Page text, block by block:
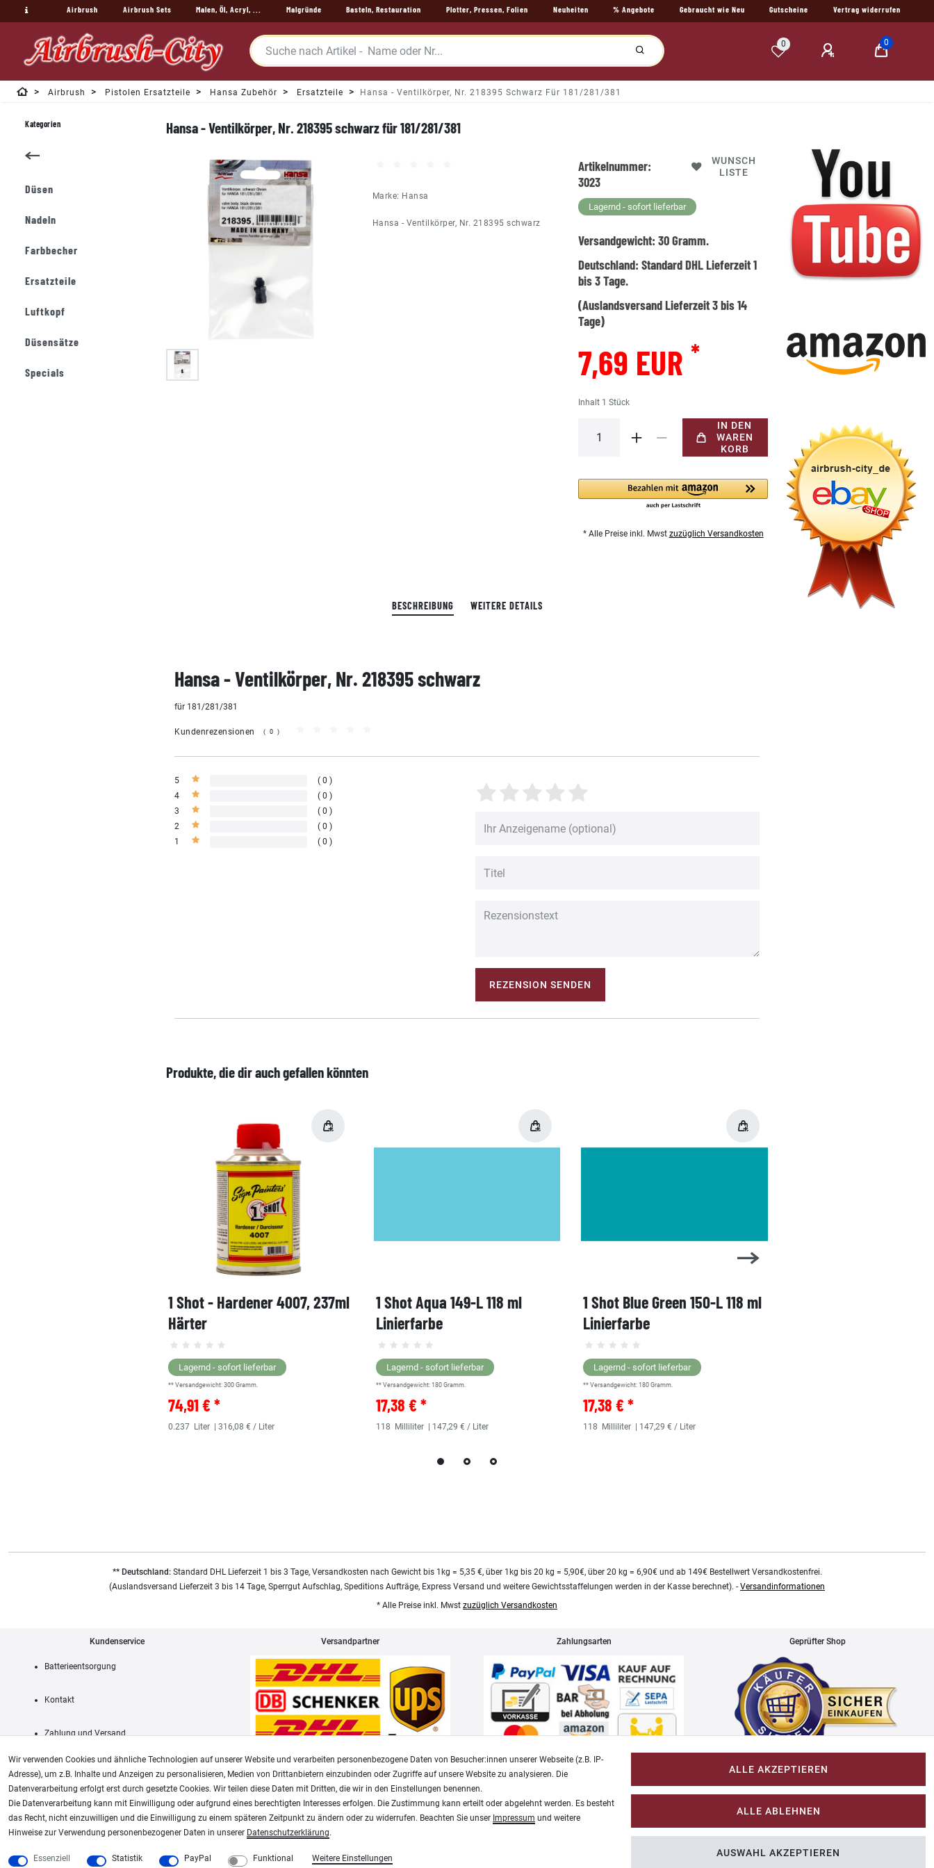
Airbrush Airbrush Sets Malen, Öl, Acryl, ... Malgründe Basteln, Restauration Plotter, Pressen, Folien Neuheiten % Angebote Gebraucht wie Neu Gutscheine Vertrag widerrufen
0 0
Airbrush Pistolen Ersatzteile Hansa Zubehör Ersatzteile Hansa - Ventilkörper, Nr. 218395 Schwarz Für 181/281/381
Hansa - Ventilkörper, Nr. 218395 schwarz für 181/281/381
Marke: Hansa
Hansa - Ventilkörper, Nr. 218395 schwarz
Artikelnummer:
3023
WUNSCH
LISTE
Lagernd - sofort lieferbar
Versandgewicht:30Gramm.
Deutschland:Standard DHL Lieferzeit 1
bis 3 Tage.
(Auslandsversand Lieferzeit 3 bis 14
Tage)
7,69 EUR *
Inhalt 1Stück
IN DEN
WAREN
KORB
* Alle Preise inkl. Mwst zuzüglich Versandkosten
BESCHREIBUNG WEITERE DETAILS
Hansa - Ventilkörper, Nr. 218395 schwarz
für 181/281/381
Kundenrezensionen (0)
5
0
4
0
3
0
2
0
1
0
REZENSION SENDEN
Produkte, die dir auch gefallen könnten
1 Shot - Hardener 4007, 237ml
Härter
Lagernd - sofort lieferbar
** Versandgewicht: 300 Gramm.
74,91 € *
0.237 Liter | 316,08 € / Liter
1 Shot Aqua 149-L 118 ml
Linierfarbe
Lagernd - sofort lieferbar
** Versandgewicht: 180 Gramm.
17,38 € *
118 Milliliter | 147,29 € / Liter
1 Shot Blue Green 150-L 118 ml
Linierfarbe
Lagernd - sofort lieferbar
** Versandgewicht:180 Gramm.
17,38 € *
118 Milliliter | 147,29 € / Liter
Kategorien
Düsen
Nadeln
Farbbecher
Ersatzteile
Luftkopf
Düsensätze
Specials
** Deutschland:Standard DHL Lieferzeit 1 bis 3 Tage, Versandkosten nach Gewicht bis 1kg = 5,35 €, über 1kg bis 20 kg = 5,90€, über 20 kg = 6,90€ und ab 149€ Bestellwert Versandkostenfrei.
(Auslandsversand Lieferzeit 3 bis 14 Tage, Sperrgut Aufschlag, Speditions Aufträge, Express Versand und weitere Gewichtsstaffelungen werden in der Kasse berechnet). - Versandinformationen
* Alle Preise inkl. Mwst zuzüglich Versandkosten
Kundenservice
Batterieentsorgung
Kontakt
Zahlung und Versand
Versandpartner Zahlungsarten Geprüfter Shop
AGB Widerrufsrecht Impressum
Unsere weiteren Shops:
Schmincke Künstlerfarben das Gesamtsortiment Schneideplotter, Transferpressen, Siebdruck und Plotterfolien
Im-Shop-kaufen.de
Wir verwenden Cookies und ähnliche Technologien auf unserer Website und verarbeiten personenbezogene Daten von Besucher:innen unserer Webseite (z.B. IP-
Adresse), um z.B. Inhalte und Anzeigen zu personalisieren, Medien von Drittanbietern einzubinden oder Zugriffe auf unsere Website zu analysieren. Die
Datenverarbeitung erfolgt erst durch gesetzte Cookies. Wir teilen diese Daten mit Dritten, die wir in den Einstellungen benennen.
Die Datenverarbeitung kann mit Einwilligung oder aufgrund eines berechtigten Interesses erfolgen. Die Zustimmung kann erteilt oder abgelehnt werden. Es besteht
das Recht, nicht einzuwilligen und die Einwilligung zu einem späteren Zeitpunkt zu ändern oder zu widerrufen. Beachten Sie unser Impressum und weitere
Hinweise zur Verwendung personenbezogener Daten in unserer Daten­schutz­erklärung.
Essenziell Statistik PayPal Funktional Weitere Einstellungen
ALLE AKZEPTIEREN
ALLE ABLEHNEN
AUSWAHL AKZEPTIEREN